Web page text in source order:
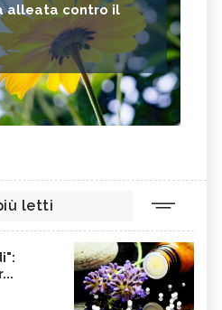
alleata contro il
più letti